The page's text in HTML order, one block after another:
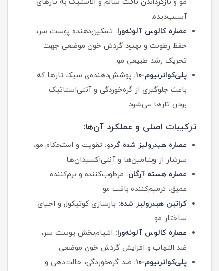
آسیب‌دیده.
عصاره کالوس آلوئه‌ورا: تسکین‌دهنده پوست سر،
حفظ رطوبت و بهبود گردش خون موضعی جهت
تحریک رشد طبیعی مو.
پلی‌کواترنیوم-۱۰:
پوشش‌دهنده‌ی سبک تارها که
باعث جلوگیری از گره‌خوردگی و آنتی‌استاتیک
بودن تارها می‌شود.
ترکیبات اصلی و عملکرد آن‌ها:
عصاره هیدرولیز شده گردو: تقویت و استحکام مو،
سرشار از ویتامین‌ها و آنتی‌اکسیدان‌ها
عصاره هسته آرگان: مرطوب‌کننده و نرم‌کننده
عمیق، ترمیم‌کننده بافت مو
کراتین هیدرولیز شده: بازسازی کوتیکول و احیای
ساختار مو
عصاره کالوس آلوئه‌ورا: التیام‌بخش پوست سر،
ضد التهاب و افزایش گردش خون موضعی
پلی‌کواترنیوم-۱۰:
ضد گره‌خوردگی، حالت‌دهی و